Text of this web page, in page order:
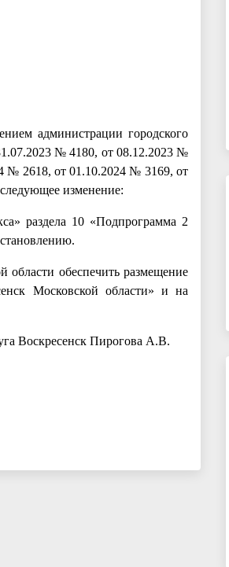
администрации городского
№ 4180, от 08.12.2023 №
№ 2618, от 01.10.2024 № 3169, от
изменение:
раздела 10 «Подпрограмма 2
обеспечить размещение
Московской области» и на
Воскресенск Пирогова А.В.